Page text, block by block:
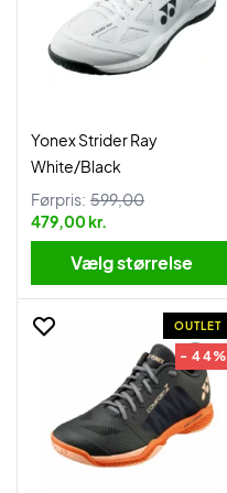
Yonex Strider Ray
White/Black
Førpris: 599,00
479,00 kr.
Vælg størrelse
OUTLET
- 44%